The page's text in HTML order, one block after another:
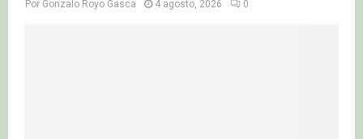
Por Gonzalo Royo Gasca 4 agosto, 2026 0